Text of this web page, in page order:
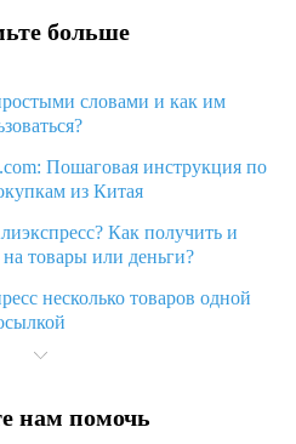
больше
словами и как им
Пошаговая инструкция по
из Китая
Как получить и
товары или деньги?
несколько товаров одной
закрыт» на Алиэкспресс и что
просит ввести паспортные
нам помочь